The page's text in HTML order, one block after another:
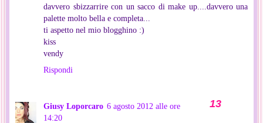
davvero sbizzarrire con un sacco di make up....davvero una
palette molto bella e completa...
ti aspetto nel mio blogghino :)
kiss
vendy
Rispondi
Giusy Loporcaro 6 agosto 2012 alle ore
14:20